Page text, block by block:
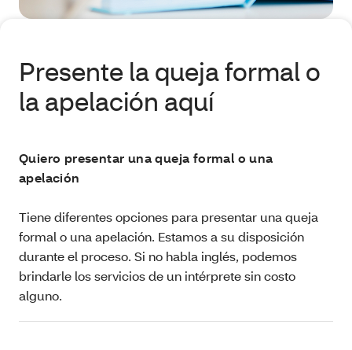
Presente la queja formal o
la apelación aquí
Quiero presentar una queja formal o una
apelación
Tiene diferentes opciones para presentar una queja
formal o una apelación. Estamos a su disposición
durante el proceso. Si no habla inglés, podemos
brindarle los servicios de un intérprete sin costo
alguno.